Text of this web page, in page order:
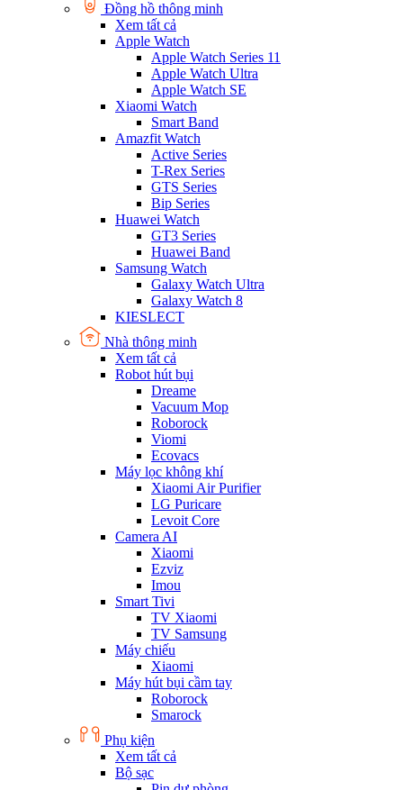
Đồng hồ thông minh
Xem tất cả
Apple Watch
Apple Watch Series 11
Apple Watch Ultra
Apple Watch SE
Xiaomi Watch
Smart Band
Amazfit Watch
Active Series
T-Rex Series
GTS Series
Bip Series
Huawei Watch
GT3 Series
Huawei Band
Samsung Watch
Galaxy Watch Ultra
Galaxy Watch 8
KIESLECT
Nhà thông minh
Xem tất cả
Robot hút bụi
Dreame
Vacuum Mop
Roborock
Viomi
Ecovacs
Máy lọc không khí
Xiaomi Air Purifier
LG Puricare
Levoit Core
Camera AI
Xiaomi
Ezviz
Imou
Smart Tivi
TV Xiaomi
TV Samsung
Máy chiếu
Xiaomi
Máy hút bụi cầm tay
Roborock
Smarock
Phụ kiện
Xem tất cả
Bộ sạc